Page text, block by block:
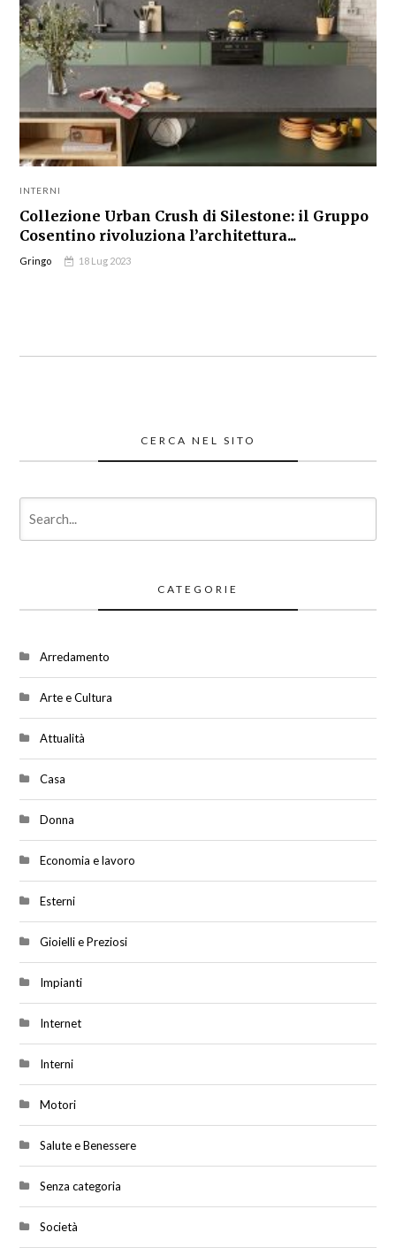
INTERNI
Collezione Urban Crush di Silestone: il Gruppo
Cosentino rivoluziona l’architettura...
Gringo 18 Lug 2023
CERCA NEL SITO
CATEGORIE
Arredamento
Arte e Cultura
Attualità
Casa
Donna
Economia e lavoro
Esterni
Gioielli e Preziosi
Impianti
Internet
Interni
Motori
Salute e Benessere
Senza categoria
Società